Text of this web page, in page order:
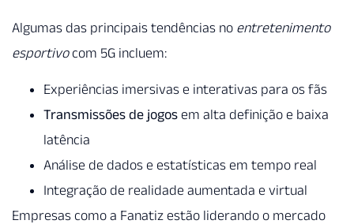
Algumas das principais tendências no entretenimento
esportivocom 5G incluem:
Experiências imersivas e interativas para os fãs
Transmissões de jogos em alta definição e baixa
latência
Análise de dados e estatísticas em tempo real
Integração de realidade aumentada e virtual
Empresas como a Fanatiz estão liderando o mercado